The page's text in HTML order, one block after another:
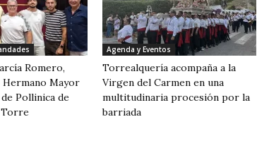
Romero,
Mayor
Pollinica de
Torre
Agenda y Eventos
Torrealquería acompaña a la
Virgen del Carmen en una
multitudinaria procesión por la
barriada